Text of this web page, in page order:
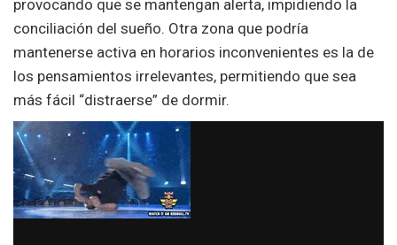
provocando que se mantengan alerta, impidiendo la
conciliación del sueño. Otra zona que podría
mantenerse activa en horarios inconvenientes es la de
los pensamientos irrelevantes, permitiendo que sea
más fácil “distraerse” de dormir.